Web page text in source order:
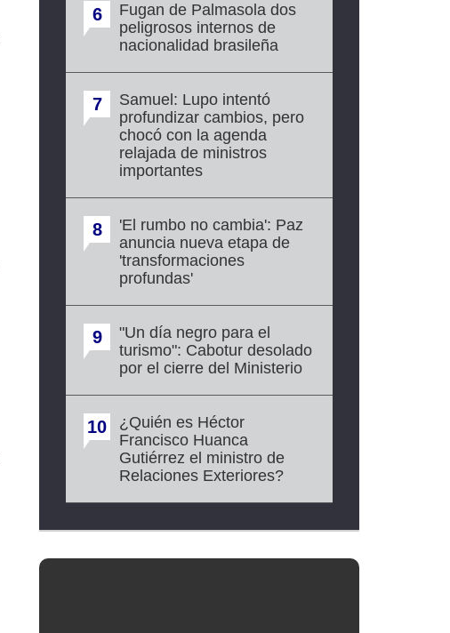
6
Fugan de Palmasola dos
peligrosos internos de
nacionalidad brasileña
7
Samuel: Lupo intentó
profundizar cambios, pero
chocó con la agenda
relajada de ministros
importantes
8
'El rumbo no cambia': Paz
anuncia nueva etapa de
'transformaciones
profundas'
9
"Un día negro para el
turismo": Cabotur desolado
por el cierre del Ministerio
10
¿Quién es Héctor
Francisco Huanca
Gutiérrez el ministro de
Relaciones Exteriores?